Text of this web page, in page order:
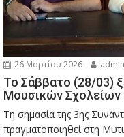
26 Μαρτίου 2026
Το Σάββατο (28/03)
Μουσικών Σχολείων
Τη σημασία της 3ης
πραγματοποιηθεί στη